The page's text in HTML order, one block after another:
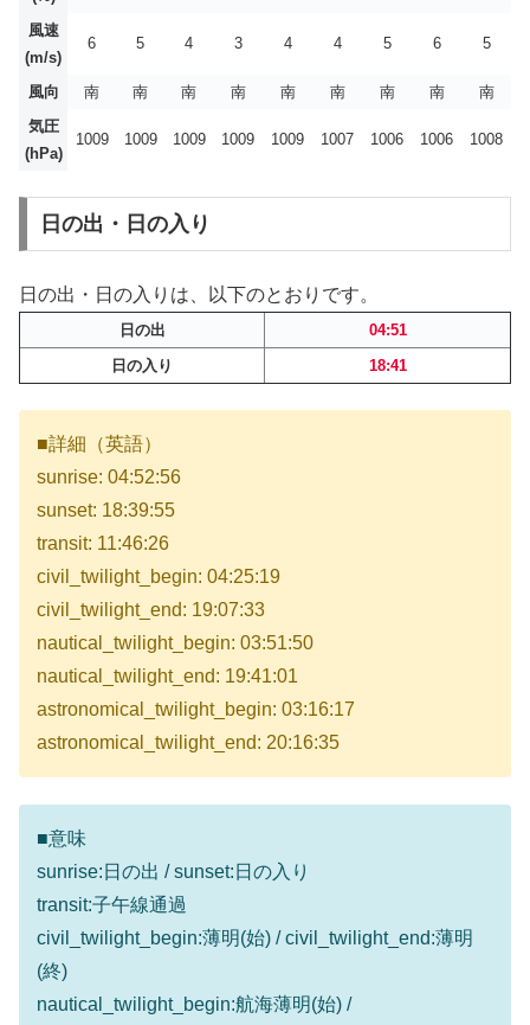
風速
(m/s)
6 5 4 3 4 4 5 6 5
風向 南 南 南 南 南 南 南 南
南
気圧
(hPa)
1009 1009 1009 1009 1009 1007 1006 1006 1008
日の出・日の入り
日の出・日の入りは、以下のとおりです。
日の出
04:51
日の入り
18:41
■詳細（英語）
sunrise: 04:52:56
sunset: 18:39:55
transit: 11:46:26
civil_twilight_begin: 04:25:19
civil_twilight_end: 19:07:33
nautical_twilight_begin: 03:51:50
nautical_twilight_end: 19:41:01
astronomical_twilight_begin: 03:16:17
astronomical_twilight_end: 20:16:35
■意味
sunrise:日の出 / sunset:日の入り
transit:子午線通過
civil_twilight_begin:薄明(始) / civil_twilight_end:薄明
(終)
nautical_twilight_begin:航海薄明(始) /